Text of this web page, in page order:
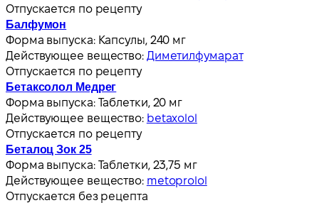
Отпускается по рецепту
Балфумон
Форма выпуска: Капсулы, 240 мг
Действующее вещество: Диметилфумарат
Отпускается по рецепту
Бетаксолол Медрег
Форма выпуска: Таблетки, 20 мг
Действующее вещество: betaxolol
Отпускается по рецепту
Беталоц Зок 25
Форма выпуска: Таблетки, 23,75 мг
Действующее вещество: metoprolol
Отпускается без рецепта